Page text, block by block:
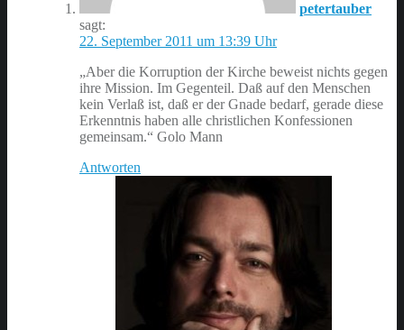
petertauber
sagt:
22. September 2011 um 13:39 Uhr
„Aber die Korruption der Kirche beweist nichts gegen
ihre Mission. Im Gegenteil. Daß auf den Menschen
kein Verlaß ist, daß er der Gnade bedarf, gerade diese
Erkenntnis haben alle christlichen Konfessionen
gemeinsam.“ Golo Mann
Antworten